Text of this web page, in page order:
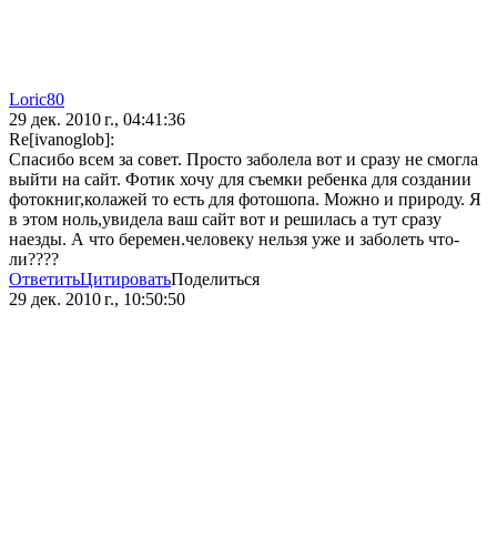
Loric80
29 дек. 2010 г., 04:41:36
Re[ivanoglob]:
Спасибо всем за совет. Просто заболела вот и сразу не смогла
выйти на сайт. Фотик хочу для съемки ребенка для создании
фотокниг,колажей то есть для фотошопа. Можно и природу. Я
в этом ноль,увидела ваш сайт вот и решилась а тут сразу
наезды. А что беремен.человеку нельзя уже и заболеть что-
ли????
ОтветитьЦитироватьПоделиться
29 дек. 2010 г., 10:50:50